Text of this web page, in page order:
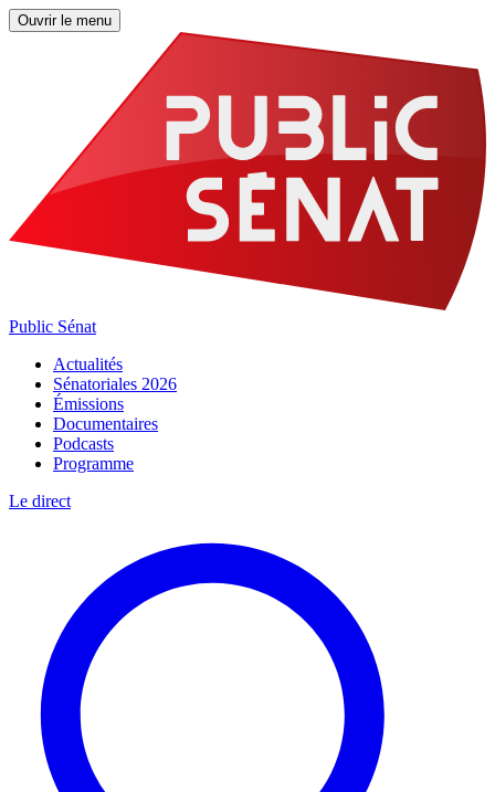
Ouvrir le menu
Public Sénat
Actualités
Sénatoriales 2026
Émissions
Documentaires
Podcasts
Programme
Le direct